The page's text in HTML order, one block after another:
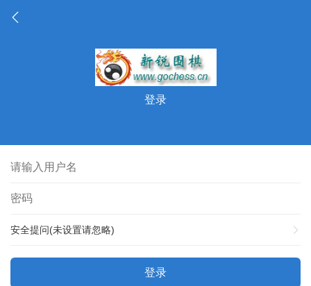
登录
安全提问(未设置请忽略)
登录